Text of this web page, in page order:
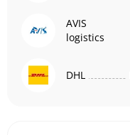
AVIS
logistics
DHL